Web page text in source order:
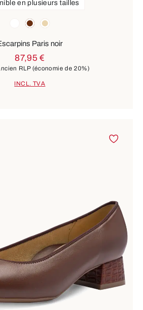
blancmarronbeige
en plusieurs tailles
Paris noir
87,95 €
RLP (économie de 20%)
INCL. TVA